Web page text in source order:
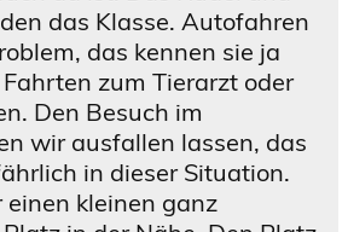
das Klasse. Autofahren
das kennen sie ja
zum Tierarzt oder
Den Besuch im
wir ausfallen lassen, das
in dieser Situation.
kleinen ganz